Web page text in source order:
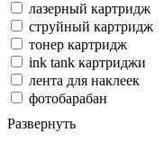
лазерный картридж
струйный картридж
тонер картридж
ink tank картриджи
лента для наклеек
фотобарабан
Развернуть